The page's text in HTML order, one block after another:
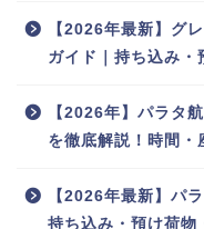
【2026年最新】グ
ガイド｜持ち込み・
【2026年】パラタ
を徹底解説！時間・
【2026年最新】パ
持ち込み・預け荷物